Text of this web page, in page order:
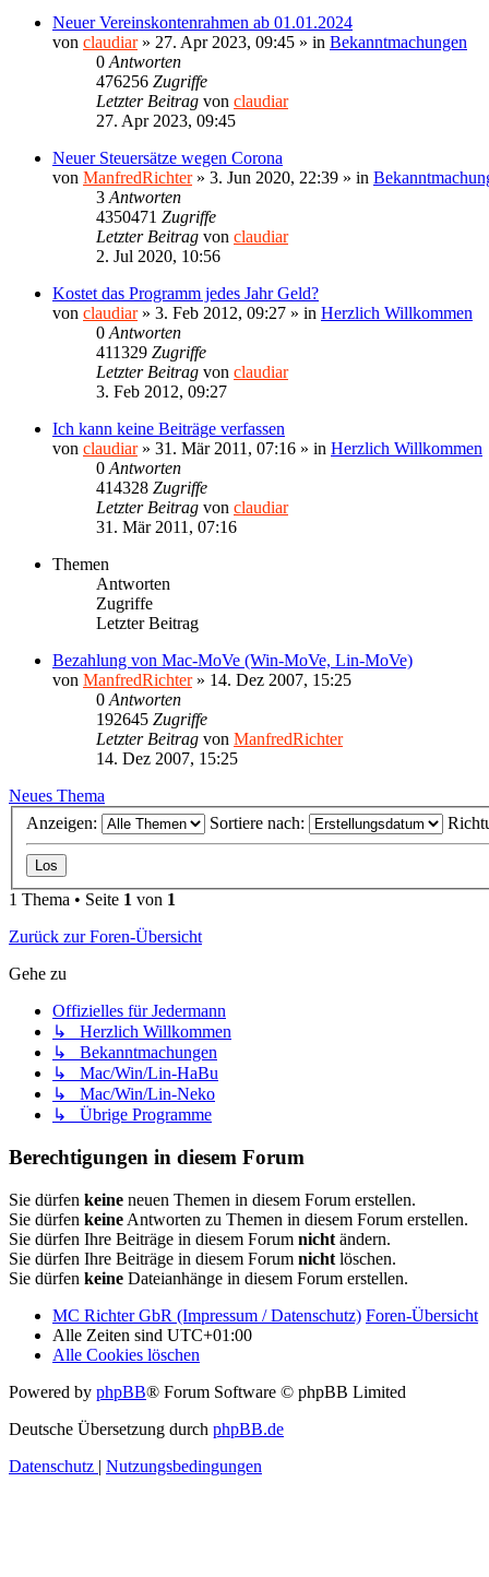
Neuer Vereinskontenrahmen ab 01.01.2024
von claudiar» 27. Apr 2023, 09:45 » in Bekanntmachungen
0 Antworten
476256 Zugriffe
Letzter Beitrag von claudiar
27. Apr 2023, 09:45
Neuer Steuersätze wegen Corona
von ManfredRichter» 3. Jun 2020, 22:39 » in
3 Antworten
4350471 Zugriffe
Letzter Beitrag von claudiar
2. Jul 2020, 10:56
Kostet das Programm jedes Jahr Geld?
von claudiar» 3. Feb 2012, 09:27 » in Herzlich Willkommen
0 Antworten
411329 Zugriffe
Letzter Beitrag von claudiar
3. Feb 2012, 09:27
Ich kann keine Beiträge verfassen
von claudiar» 31. Mär 2011, 07:16 » in Herzlich Willkommen
0 Antworten
414328 Zugriffe
Letzter Beitrag von claudiar
31. Mär 2011, 07:16
Themen
Antworten
Zugriffe
Letzter Beitrag
Bezahlung von Mac-MoVe (Win-MoVe, Lin-MoVe)
von ManfredRichter» 14. Dez 2007, 15:25
0 Antworten
192645 Zugriffe
Letzter Beitrag von ManfredRichter
14. Dez 2007, 15:25
Neues Thema
Anzeigen:
Sortiere nach:
1 Thema • Seite 1 von 1
Zurück zur Foren-Übersicht
Gehe zu
Offizielles für Jedermann
↳ Herzlich Willkommen
↳ Bekanntmachungen
↳ Mac/Win/Lin-HaBu
↳ Mac/Win/Lin-Neko
↳ Übrige Programme
Berechtigungen in diesem Forum
Sie dürfen keine neuen Themen in diesem Forum erstellen.
Sie dürfen keine Antworten zu Themen in diesem Forum erstellen.
Sie dürfen Ihre Beiträge in diesem Forum nicht ändern.
Sie dürfen Ihre Beiträge in diesem Forum nicht löschen.
Sie dürfen keine Dateianhänge in diesem Forum erstellen.
MC Richter GbR (Impressum / Datenschutz) Foren-Übersicht
Alle Zeiten sind UTC+01:00
Alle Cookies löschen
Powered by phpBB® Forum Software © phpBB Limited
Deutsche Übersetzung durch phpBB.de
Datenschutz | Nutzungsbedingungen